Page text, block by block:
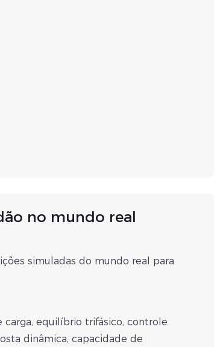
no mundo real
simuladas do mundo real para
carga, equilíbrio trifásico, controle
dinâmica, capacidade de